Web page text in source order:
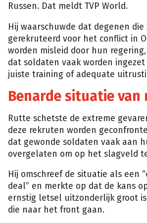
Russen. Dat meldt TVP World.
Hij waarschuwde dat degenen die
gerekruteerd voor het conflict in
worden misleid door hun
dat soldaten vaak worden ingezet
juiste training of adequate
Benarde situatie van
Rutte schetste de extreme
deze rekruten worden
dat gewonde soldaten vaak aan
overgelaten om op het slagveld
Hij omschreef de situatie als een
deal” en merkte op dat de kans
ernstig letsel uitzonderlijk groot
die naar het front gaan.